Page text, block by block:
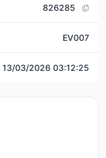
826285
EV007
13/03/2026 03:12:25